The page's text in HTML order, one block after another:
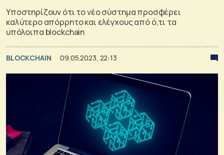
Υποστηρίζουν ότι το νέο σύστημα προσφέρει
καλύτερο απόρρητο και ελέγχους από ό,τι τα
υπόλοιπα blockchain
BLOCKCHAIN 09.05.2023, 22:13